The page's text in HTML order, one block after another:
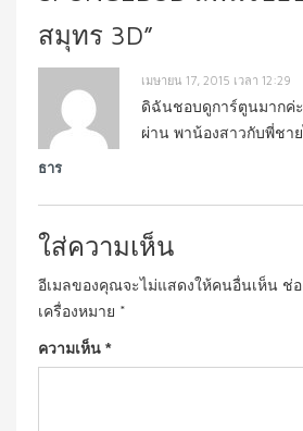
สมุทร 3D”
ธาร
เมษายน 17, 2015 เวลา 12:29
ดิฉันชอบดูการ์ตูนมากค่
ผ่าน พาน้องสาวกับพี่ชา
ใส่ความเห็น
อีเมลของคุณจะไม่แสดงให้คนอื่นเห็น ช่
เครื่องหมาย *
ความเห็น *